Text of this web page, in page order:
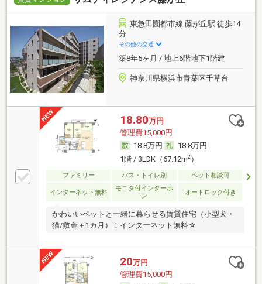
東急田園都市線 藤が丘駅 徒歩14
分
その他の交通
築8年5ヶ月 / 地上6階地下1階建
神奈川県横浜市青葉区千草台
18.80万円
管理費15,000円
18.8万円
18.8万円
1階 / 3LDK（67.12m2）
ファミリー バス・トイレ別 ペット相談可
インターネット無料
モニタ付インターホ
ン
オートロック付き
かわいいペットと一緒に暮らせる賃貸住宅（小型犬・
猫/敷金＋1カ月）！インターネット無料☆
20万円
管理費15,000円